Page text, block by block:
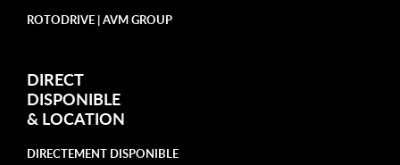
ROTODRIVE | AVM GROUP
DIRECT
DISPONIBLE
&LOCATION
DIRECTEMENT DISPONIBLE